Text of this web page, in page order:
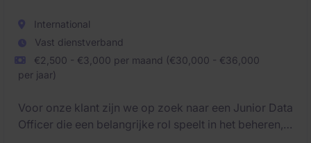
International
Vast dienstverband
€2,500 - €3,000 per maand (€30,000 - €36,000
per jaar)
Voor onze klant zijn we op zoek naar een Junior Data
Officer die een belangrijke rol speelt in het beheren,